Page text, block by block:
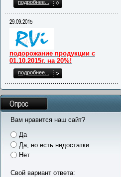
подробнее...
29.09.2015
подорожание продукции с
01.10.2015г. на 20%!
подробнее...
Опрос
Вам нравится наш сайт?
Да
Да, но есть недостатки
Нет
Свой вариант ответа: